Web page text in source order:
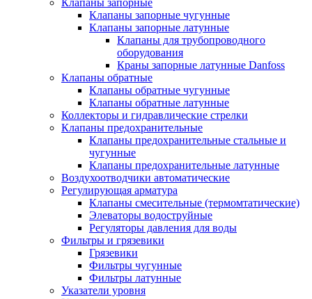
Клапаны запорные
Клапаны запорные чугунные
Клапаны запорные латунные
Клапаны для трубопроводного
оборудования
Краны запорные латунные Danfoss
Клапаны обратные
Клапаны обратные чугунные
Клапаны обратные латунные
Коллекторы и гидравлические стрелки
Клапаны предохранительные
Клапаны предохранительные стальные и
чугунные
Клапаны предохранительные латунные
Воздухоотводчики автоматические
Регулирующая арматура
Клапаны смесительные (термомтатические)
Элеваторы водоструйные
Регуляторы давления для воды
Фильтры и грязевики
Грязевики
Фильтры чугунные
Фильтры латунные
Указатели уровня